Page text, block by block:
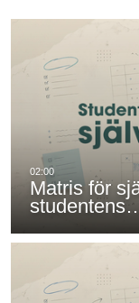
Matris för